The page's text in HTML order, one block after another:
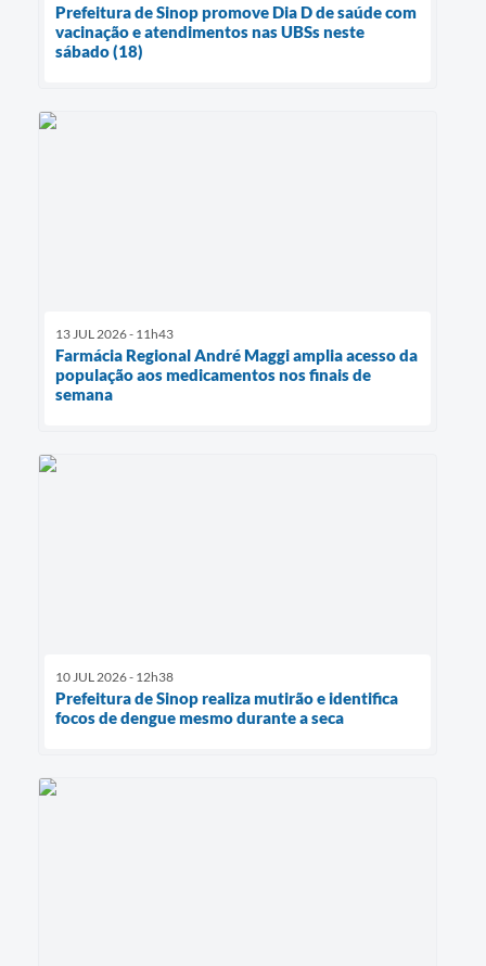
Prefeitura de Sinop promove Dia D de saúde com
vacinação e atendimentos nas UBSs neste
sábado (18)
13 JUL 2026 - 11h43
Farmácia Regional André Maggi amplia acesso da
população aos medicamentos nos finais de
semana
10 JUL 2026 - 12h38
Prefeitura de Sinop realiza mutirão e identifica
focos de dengue mesmo durante a seca